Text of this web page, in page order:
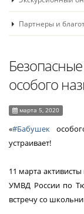
Партнеры и
особого
марта 5, 2020
«#Бабушек
устраивает!
11 марта
УМВД России по
встречу со